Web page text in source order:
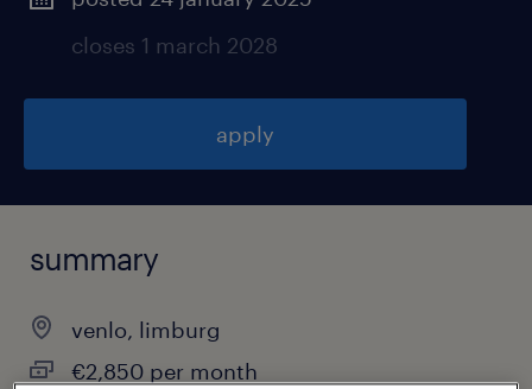
closes 1 march 2028
apply
summary
venlo, limburg
€2,850 per month